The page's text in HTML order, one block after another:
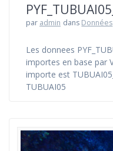
par admin dans Données
Les donnees
importes en base par
importe est
TUBUAI05